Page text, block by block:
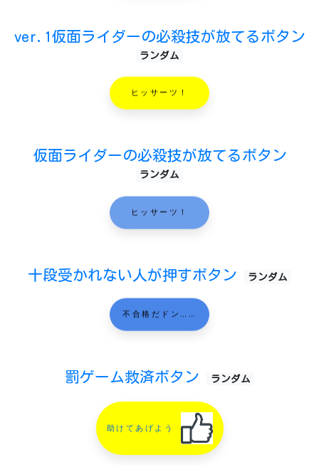
ver.1仮面ライダーの必殺技が放てるボタン
ランダム
ヒッサーツ！
仮面ライダーの必殺技が放てるボタン
ランダム
ヒッサーツ！
十段受かれない人が押すボタン ランダム
不合格だドン……
罰ゲーム救済ボタン ランダム
助けてあげよう